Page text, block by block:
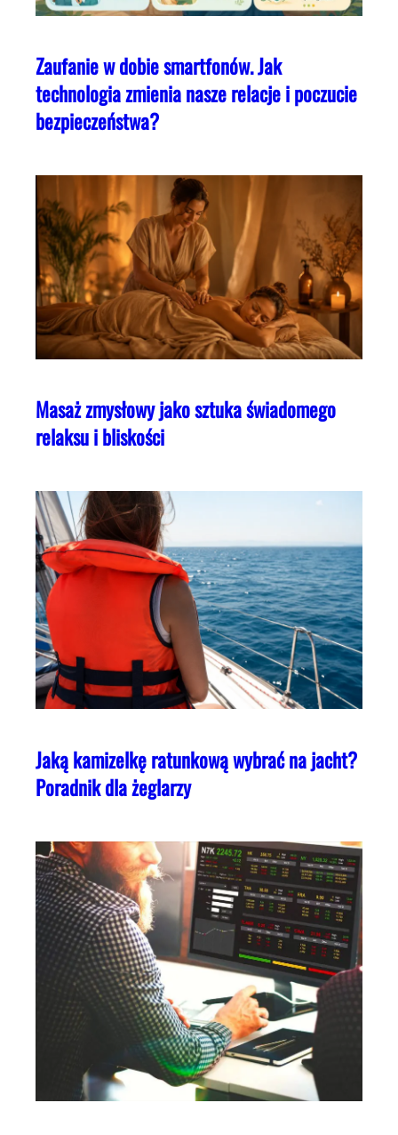
Zaufanie w dobie smartfonów. Jak
technologia zmienia nasze relacje i poczucie
bezpieczeństwa?
Masaż zmysłowy jako sztuka świadomego
relaksu i bliskości
Jaką kamizelkę ratunkową wybrać na jacht?
Poradnik dla żeglarzy